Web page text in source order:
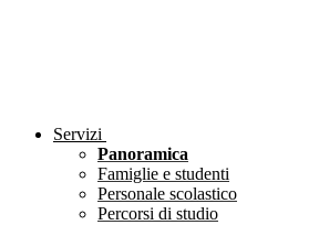
Servizi
Panoramica
Famiglie e studenti
Personale scolastico
Percorsi di studio